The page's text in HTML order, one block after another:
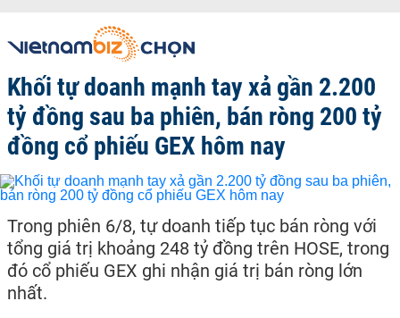
Khối tự doanh mạnh tay xả gần 2.200
tỷ đồng sau ba phiên, bán ròng 200 tỷ
đồng cổ phiếu GEX hôm nay
Trong phiên 6/8, tự doanh tiếp tục bán ròng với
tổng giá trị khoảng 248 tỷ đồng trên HOSE, trong
đó cổ phiếu GEX ghi nhận giá trị bán ròng lớn
nhất.